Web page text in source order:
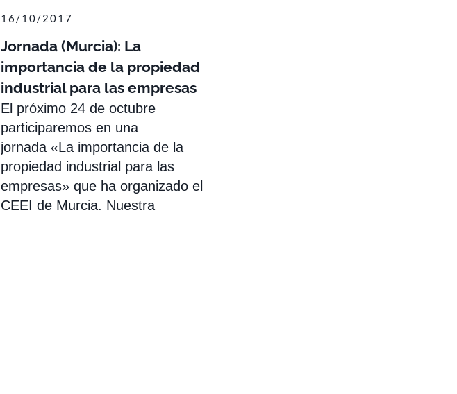
Jornada (Murcia): La
importancia de la propiedad
industrial para las empresas
16/10/2017
El próximo 24 de octubre
participaremos en una
jornada «La importancia de la
propiedad industrial para las
empresas» que ha organizado el
CEEI de Murcia. Nuestra